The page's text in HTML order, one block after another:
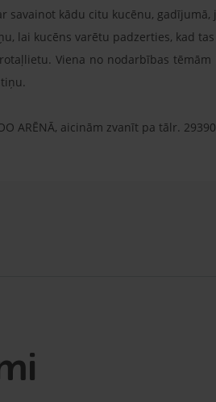
savainot kādu citu kucēnu,
lai kucēns varētu padzerties, kad tas
Viena no nodarbības
ARĒNĀ, aicinām zvanīt pa tālr.